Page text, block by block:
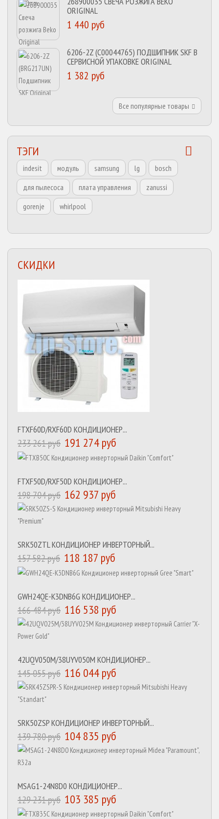
ORIGINAL
1 440 руб
6206-2Z (C00044765) ПОДШИПНИК SKF В
СЕРВИСНОЙ УПАКОВКЕ ORIGINAL
1 382 руб
Все популярные товары
ТЭГИ
indesit модуль samsung lg
bosch
для пылесоса
плата управления
zanussi
gorenje
whirlpool
СКИДКИ
FTXF60D/RXF60D КОНДИЦИОНЕР...
233 261 руб 191 274 руб
FTXF50D/RXF50D КОНДИЦИОНЕР...
198 704 руб 162 937 руб
SRK50ZTL КОНДИЦИОНЕР ИНВЕРТОРНЫЙ...
157 582 руб 118 187 руб
GWH24QE-K3DNB6G КОНДИЦИОНЕР...
166 484 руб 116 538 руб
42UQV050M/38UYV050M КОНДИЦИОНЕР...
145 055 руб 116 044 руб
SRK50ZSP КОНДИЦИОНЕР ИНВЕРТОРНЫЙ...
139 780 руб 104 835 руб
MSAG1-24N8D0 КОНДИЦИОНЕР...
129 231 руб 103 385 руб